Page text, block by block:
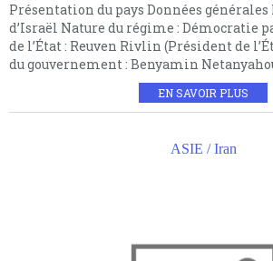
Présentation du pays Données
d’Israël Nature du régime : Démocratie
de l’État : Reuven Rivlin (Président de
du gouvernement : Benyamin
EN SAVOIR PLUS
ASIE / Iran